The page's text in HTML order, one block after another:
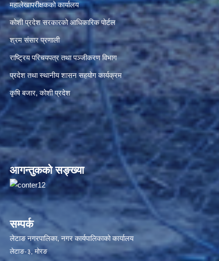
महालेखापरीक्षकको कार्यालय
कोशी प्रदेश सरकारको आधिकारिक पोर्टल
श्रम संसार प्रणाली
राष्ट्रिय परिचयपत्र तथा पञ्जीकरण विभाग
प्रदेश तथा स्थानीय शासन सहयोग कार्यक्रम
कृषि बजार, कोशी प्रदेश
आगन्तुकको सङ्ख्या
सम्पर्क
लेटाङ नगरपालिका, नगर कार्यपालिकाको कार्यालय
लेटाङ-३, मोरङ